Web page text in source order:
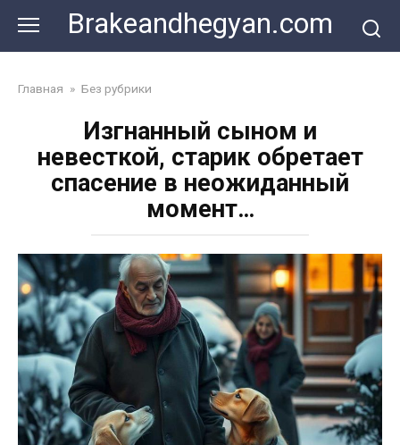
content
Brakeandhegyan.com
Главная » Без рубрики
Изгнанный сыном и
невесткой, старик обретает
спасение в неожиданный
момент…